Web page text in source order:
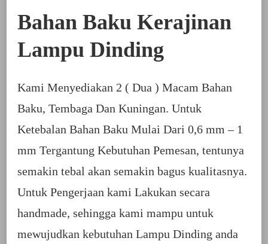
Bahan Baku Kerajinan
Lampu Dinding
Kami Menyediakan 2 ( Dua ) Macam Bahan
Baku, Tembaga Dan Kuningan. Untuk
Ketebalan Bahan Baku Mulai Dari 0,6 mm – 1
mm Tergantung Kebutuhan Pemesan, tentunya
semakin tebal akan semakin bagus kualitasnya.
Untuk Pengerjaan kami Lakukan secara
handmade, sehingga kami mampu untuk
mewujudkan kebutuhan Lampu Dinding anda